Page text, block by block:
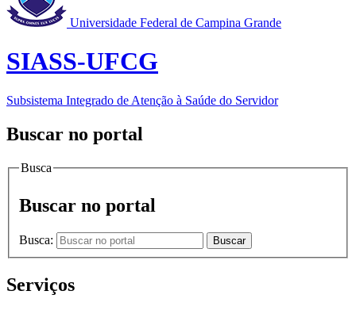
Universidade Federal de Campina Grande
SIASS-UFCG
Subsistema Integrado de Atenção à Saúde do Servidor
Buscar no portal
Busca
Buscar no portal
Busca: Buscar
Serviços